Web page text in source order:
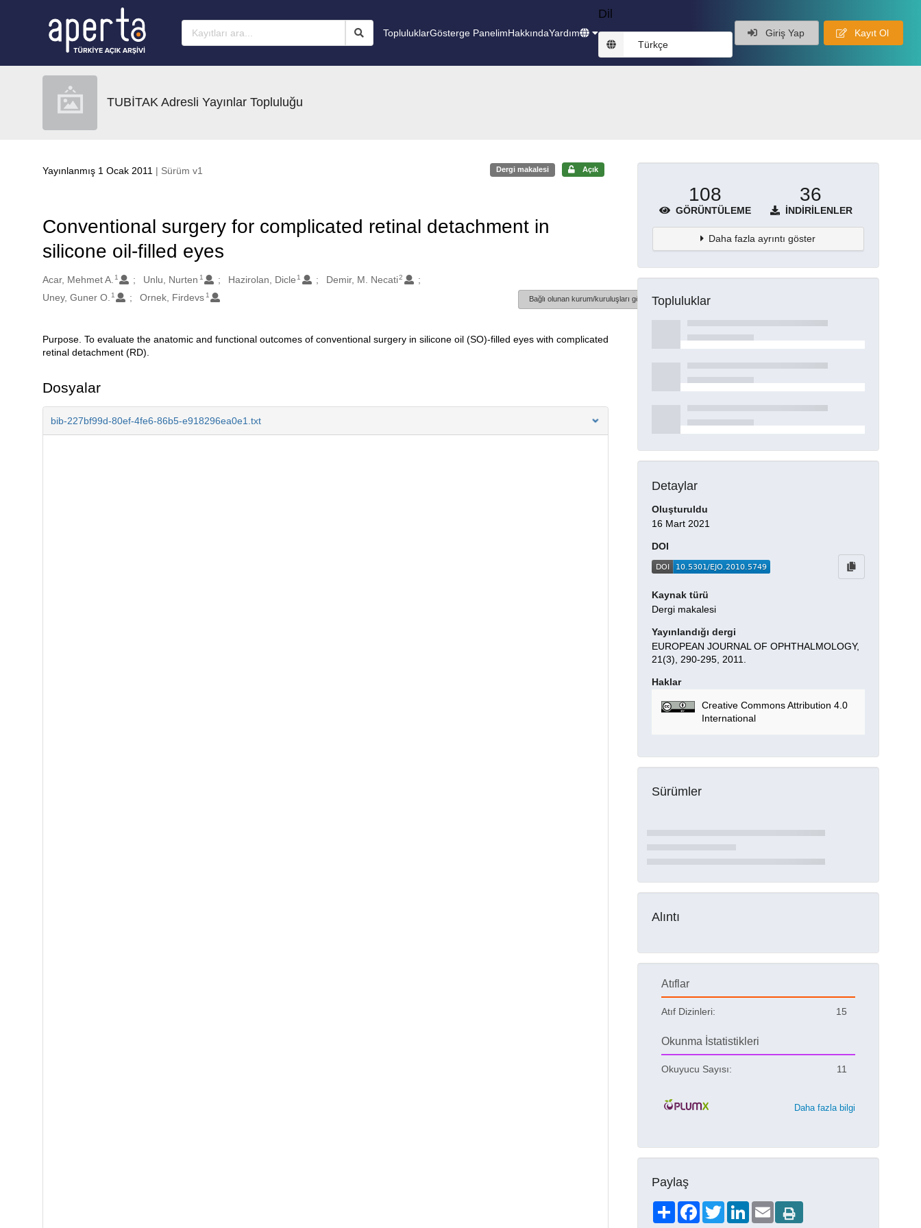
TopluluklarGösterge PanelimHakkındaYardım
Dil
Türkçe
Giriş Yap Kayıt Ol
TUBİTAK Adresli Yayınlar Topluluğu
Yayınlanmış 1 Ocak 2011 | Sürüm v1 Dergi makalesi Açık
Conventional surgery for complicated retinal detachment in
silicone oil-filled eyes
Oluşturanlar
Acar, Mehmet A. 1 Unlu, Nurten 1 Hazirolan, Dicle 1 Demir, M. Necati2
Uney, Guner O. 1 Ornek, Firdevs 1 Bağlı olunan kurum/kuruluşları göster
Açıklama
Purpose. To evaluate the anatomic and functional outcomes of conventional surgery in silicone oil (SO)-filled eyes with complicated
retinal detachment (RD).
Dosyalar
bib-227bf99d-80ef-4fe6-86b5-e918296ea0e1.txt
108
GÖRÜNTÜLEME
36
İNDIRILENLER
Daha fazla ayrıntı göster
Topluluklar
Detaylar
Oluşturuldu
16 Mart 2021
DOI
Kaynak türü
Dergi makalesi
Yayınlandığı dergi
EUROPEAN JOURNAL OF OPHTHALMOLOGY,
21(3), 290-295, 2011.
Haklar
Creative Commons Attribution 4.0
International
Sürümler
Alıntı
Atıflar
Atıf Dizinleri: 15
Okunma İstatistikleri
Okuyucu Sayısı: 11
Daha fazla bilgi
Paylaş
ShareFacebookTwitterLinkedIn
Email